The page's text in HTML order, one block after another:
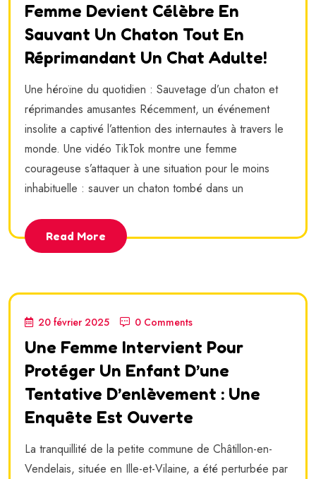
Femme Devient Célèbre En
Sauvant Un Chaton Tout En
Réprimandant Un Chat Adulte!
Une héroïne du quotidien : Sauvetage d’un chaton et
réprimandes amusantes Récemment, un événement
insolite a captivé l’attention des internautes à travers le
monde. Une vidéo TikTok montre une femme
courageuse s’attaquer à une situation pour le moins
inhabituelle : sauver un chaton tombé dans un
Read More
20 février 2025 0 Comments
Une Femme Intervient Pour
Protéger Un Enfant D’une
Tentative D’enlèvement : Une
Enquête Est Ouverte
La tranquillité de la petite commune de Châtillon-en-
Vendelais, située en Ille-et-Vilaine, a été perturbée par